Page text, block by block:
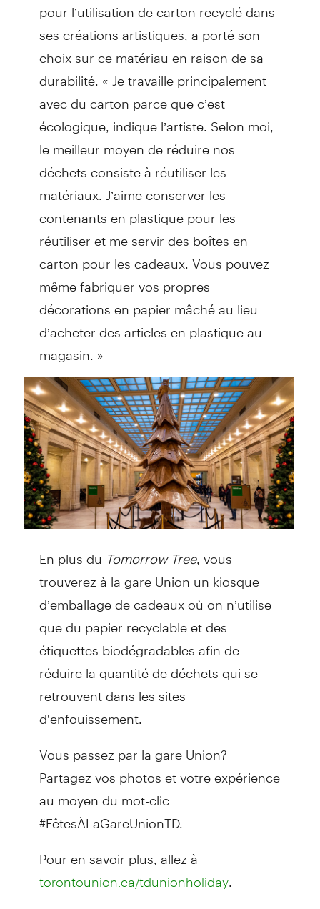
pour l’utilisation de carton recyclé dans
ses créations artistiques, a porté son
choix sur ce matériau en raison de sa
durabilité. « Je travaille principalement
avec du carton parce que c’est
écologique, indique l’artiste. Selon moi,
le meilleur moyen de réduire nos
déchets consiste à réutiliser les
matériaux. J’aime conserver les
contenants en plastique pour les
réutiliser et me servir des boîtes en
carton pour les cadeaux. Vous pouvez
même fabriquer vos propres
décorations en papier mâché au lieu
d’acheter des articles en plastique au
magasin. »
En plus du Tomorrow Tree, vous
trouverez à la gare Union un kiosque
d’emballage de cadeaux où on n’utilise
que du papier recyclable et des
étiquettes biodégradables afin de
réduire la quantité de déchets qui se
retrouvent dans les sites
d’enfouissement.
Vous passez par la gare Union?
Partagez vos photos et votre expérience
au moyen du mot-clic
#FêtesÀLaGareUnionTD.
Pour en savoir plus, allez à
torontounion.ca/tdunionholiday.